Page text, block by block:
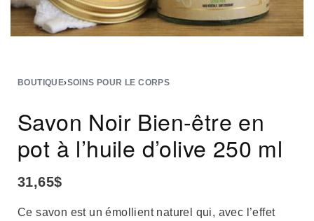
BOUTIQUE›SOINS POUR LE CORPS
Savon Noir Bien-être en
pot à l’huile d’olive 250 ml
31,65$
Ce savon est un émollient naturel qui, avec l’effet